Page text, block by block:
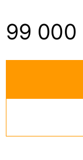
99 000